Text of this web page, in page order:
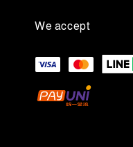
We accept